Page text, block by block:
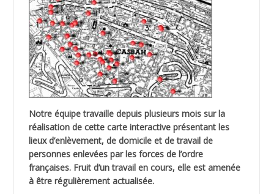
Notre équipe travaille depuis plusieurs mois sur la
réalisation de cette carte interactive présentant les
lieux d’enlèvement, de domicile et de travail de
personnes enlevées par les forces de l’ordre
françaises. Fruit d’un travail en cours, elle est amenée
à être régulièrement actualisée.